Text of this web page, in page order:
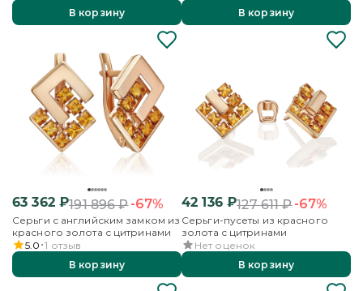
В корзину
В корзину
63 362₽191 896₽-67%
Серьги с английским замком из
красного золота с цитринами
5.0 1 отзыв
В корзину
42 136₽127 611₽-67%
Серьги-пусеты из красного
золота с цитринами
Нет оценок
В корзину